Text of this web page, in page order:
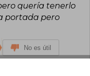
quería tenerlo
portada pero
No es útil